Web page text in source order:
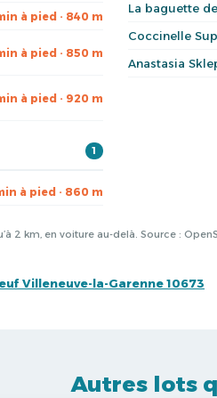
à pied · 840 m
à pied · 850 m
à pied · 920 m
La baguette
Coccinelle
Anastasia
1
à pied · 860 m
2 km, en voiture au-delà. Source :
Villeneuve-la-Garenne 10673
Autres lots